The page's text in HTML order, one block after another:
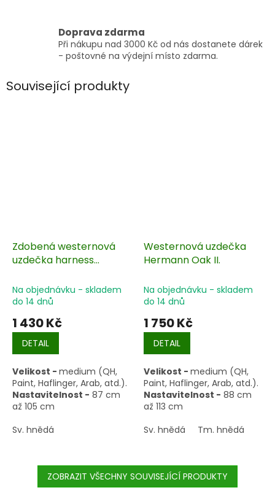
Doprava zdarma
Při nákupu nad 3000 Kč od nás dostanete dárek
- poštovné na výdejní místo zdarma.
Související produkty
Zdobená westernová
uzdečka harness
Na objednávku - skladem
do 14 dnů
1 430 Kč
DETAIL
Velikost - medium (QH,
Paint, Haflinger, Arab, atd.).
Nastavitelnost - 87 cm
až 105 cm
Sv. hnědá
Westernová uzdečka
Hermann Oak II.
Na objednávku - skladem
do 14 dnů
1 750 Kč
DETAIL
Velikost - medium (QH,
Paint, Haflinger, Arab, atd.).
Nastavitelnost - 88 cm
až 113 cm
Sv. hnědá
Tm. hnědá
ZOBRAZIT VŠECHNY SOUVISEJÍCÍ PRODUKTY